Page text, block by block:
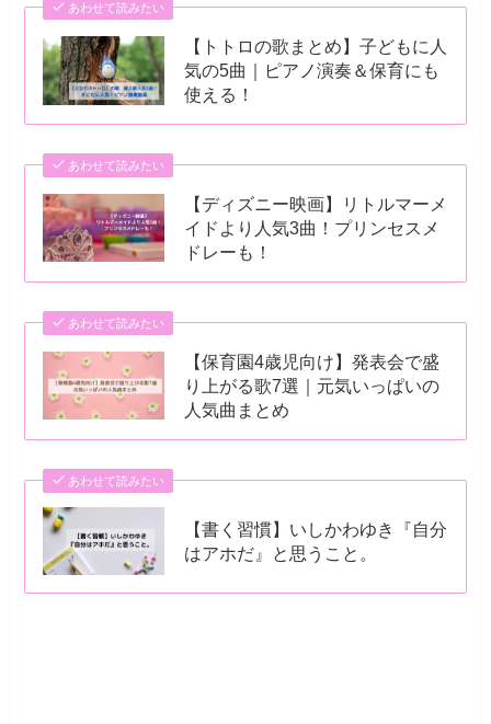
あわせて読みたい
【トトロの歌まとめ】子どもに人
気の5曲｜ピアノ演奏＆保育にも
使える！
あわせて読みたい
【ディズニー映画】リトルマーメ
イドより人気3曲！プリンセスメ
ドレーも！
あわせて読みたい
【保育園4歳児向け】発表会で盛
り上がる歌7選｜元気いっぱいの
人気曲まとめ
あわせて読みたい
【書く習慣】いしかわゆき『自分
はアホだ』と思うこと。